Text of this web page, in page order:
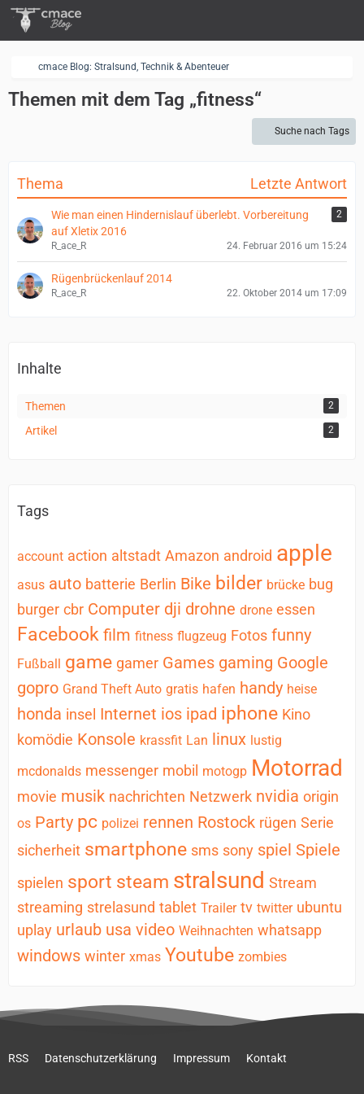
cmace Blog: Stralsund, Technik & Abenteuer
Themen mit dem Tag „fitness“
Suche nach Tags
Thema Letzte Antwort
Wie man einen Hindernislauf überlebt. Vorbereitung
auf Xletix 2016
2
R_ace_R 24. Februar 2016 um 15:24
Rügenbrückenlauf 2014
R_ace_R 22. Oktober 2014 um 17:09
Inhalte
Themen 2
Artikel 2
Tags
account action altstadt Amazon android apple
asus auto batterie Berlin Bike bilder brücke bug
burger cbr Computer dji drohne drone essen
Facebook film fitness flugzeug Fotos funny
Fußball game gamer Games gaming Google
gopro Grand Theft Auto gratis hafen handy heise
honda insel Internet ios ipad iphone Kino
komödie Konsole krassfit Lan linux lustig
mcdonalds messenger mobil motogp Motorrad
movie musik nachrichten Netzwerk nvidia origin
os Party pc polizei rennen Rostock rügen Serie
sicherheit smartphone sms sony spiel Spiele
spielen sport steam stralsund Stream
streaming strelasund tablet Trailer tv twitter ubuntu
uplay urlaub usa video Weihnachten whatsapp
windows winter xmas Youtube zombies
RSS Datenschutzerklärung Impressum Kontakt